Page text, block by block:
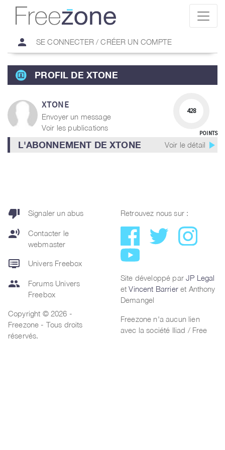
person SE CONNECTER / CRÉER UN COMPTE
PROFIL DE XTONE
XTONE
Envoyer un message
Voir les publications
428
POINTS
L'ABONNEMENT DE XTONE Voir le détail play_arrow
thumb_down Signaler un abus
record_voice_over
Contacter le
webmaster
dvr Univers Freebox
group
Forums Univers
Freebox
Copyright © 2026 -
Freezone - Tous droits
réservés.
Retrouvez nous sur :
Site développé parJP Legal
etVincent Barrieret Anthony
Demangel
Freezone n'a aucun lien
avec la société Iliad / Free